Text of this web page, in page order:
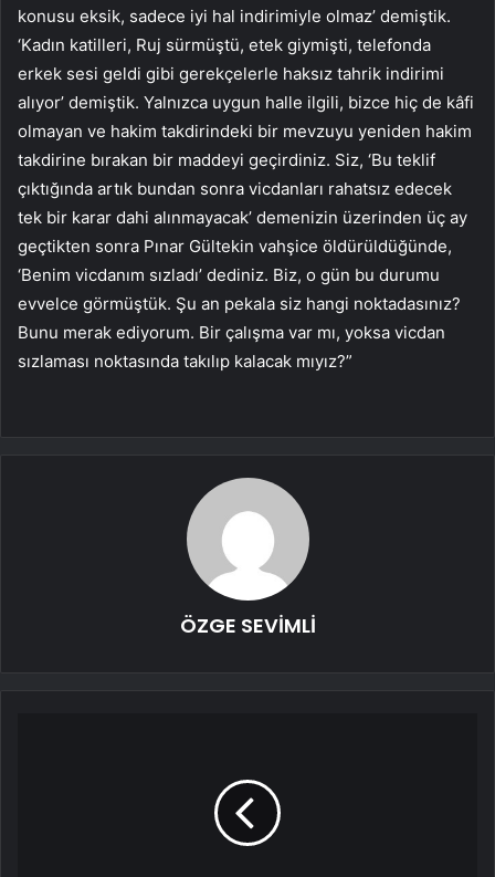
konusu eksik, sadece iyi hal indirimiyle olmaz’ demiştik.
‘Kadın katilleri, Ruj sürmüştü, etek giymişti, telefonda
erkek sesi geldi gibi gerekçelerle haksız tahrik indirimi
alıyor’ demiştik. Yalnızca uygun halle ilgili, bizce hiç de kâfi
olmayan ve hakim takdirindeki bir mevzuyu yeniden hakim
takdirine bırakan bir maddeyi geçirdiniz. Siz, ‘Bu teklif
çıktığında artık bundan sonra vicdanları rahatsız edecek
tek bir karar dahi alınmayacak’ demenizin üzerinden üç ay
geçtikten sonra Pınar Gültekin vahşice öldürüldüğünde,
‘Benim vicdanım sızladı’ dediniz. Biz, o gün bu durumu
evvelce görmüştük. Şu an pekala siz hangi noktadasınız?
Bunu merak ediyorum. Bir çalışma var mı, yoksa vicdan
sızlaması noktasında takılıp kalacak mıyız?”
ÖZGE SEVİMLİ